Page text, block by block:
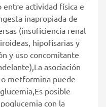
actividad física e
inapropiada de
(insuficiencia renal
hipofisarias y
y uso concomitante
asociación
metformina puede
posible
con la